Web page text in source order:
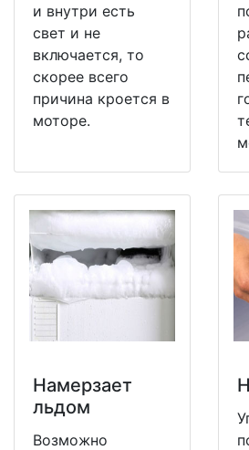
и внутри есть
свет и не
включается, то
скорее всего
причина кроется в
моторе.
Намерзает
льдом
Возможно